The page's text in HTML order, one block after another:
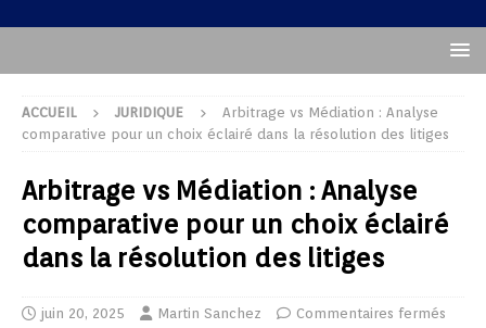
ACCUEIL JURIDIQUE
Arbitrage vs Médiation : Analyse
comparative pour un choix éclairé dans la résolution des litiges
Arbitrage vs Médiation : Analyse
comparative pour un choix éclairé
dans la résolution des litiges
juin 20, 2025 Martin Sanchez Commentaires fermés